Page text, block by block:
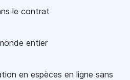
le contrat
entier
en espèces en ligne sans